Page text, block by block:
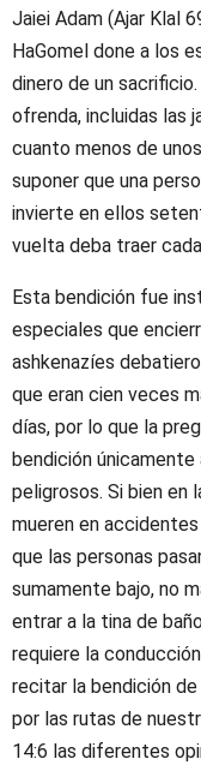
Jaiei Adam (Ajar Klal
HaGomel done a los
dinero de un
ofrenda, incluidas las
cuanto menos de
suponer que una
invierte en ellos
vuelta deba traer
Esta bendición fue
especiales que
ashkenazíes
que eran cien veces
días, por lo que la
bendición
peligrosos. Si bien en
mueren en
que las personas
sumamente bajo, no
entrar a la tina de
requiere la
recitar la bendición de
por las rutas de
14:6 las diferentes